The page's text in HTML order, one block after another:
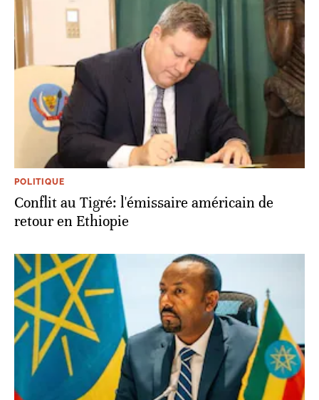
POLITIQUE
Conflit au Tigré: l'émissaire américain de
retour en Ethiopie